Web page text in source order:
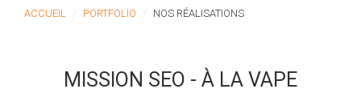
ACCUEIL PORTFOLIO NOS RÉALISATIONS
MISSION SEO - À LA VAPE